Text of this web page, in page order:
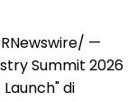
—
Summit 2026
di